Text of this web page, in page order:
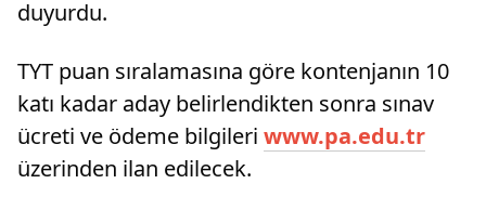
duyurdu.
TYT puan sıralamasına göre kontenjanın 10
katı kadar aday belirlendikten sonra sınav
ücreti ve ödeme bilgileri www.pa.edu.tr
üzerinden ilan edilecek.